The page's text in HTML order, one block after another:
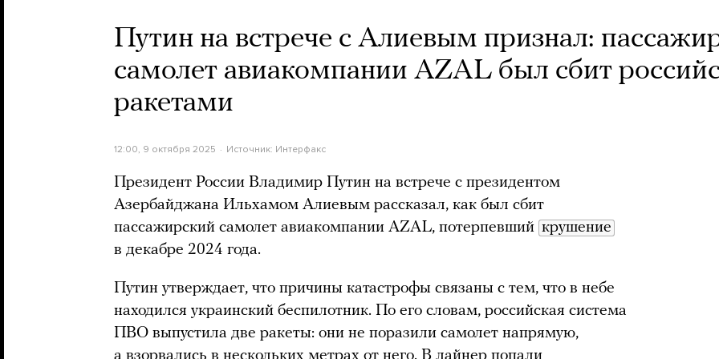
Путин на встрече с Алиевым признал:
самолет авиакомпании AZAL был сбит
ракетами
12:00, 9 октября 2025 Источник: Интерфакс
Президент России Владимир Путин на встрече с президентом
Азербайджана Ильхамом Алиевым рассказал, как был сбит
пассажирский самолет авиакомпании AZAL, потерпевший крушение
в декабре 2024 года.
Путин утверждает, что причины катастрофы связаны с тем, что в небе
находился украинский беспилотник. По его словам, российская система
ПВО выпустила две ракеты: они не поразили самолет напрямую,
а взорвались в нескольких метрах от него. В лайнер попали